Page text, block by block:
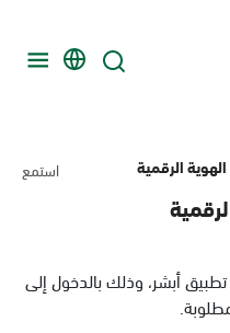
الرقمية استمع
أبشر، وذلك بالدخول إلى